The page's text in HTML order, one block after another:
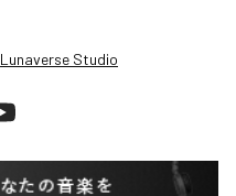
Lunaverse Studio